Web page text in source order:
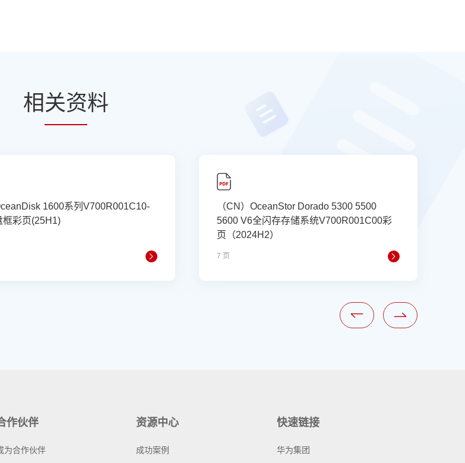
相关资料
1600系列V700R001C10-
框彩页(25H1)
（CN）OceanStor Dorado 5300 5500
5600 V6全闪存存储系统V700R001C00彩
页（2024H2）
7 页
作伙伴
为合作伙伴
资源中心
成功案例
快速链接
华为集团